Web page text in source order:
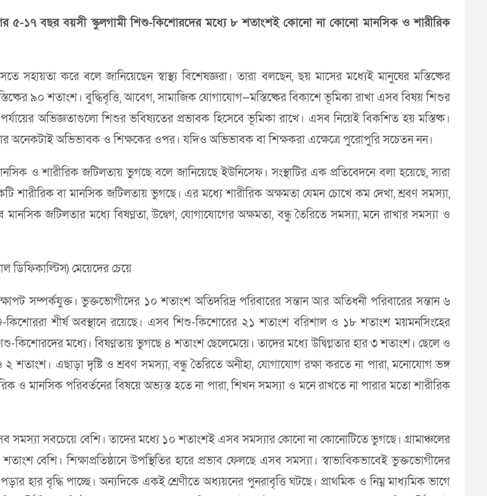
৫-১৭ বছর বয়সী স্কুলগামী শিশু-কিশোরদের মধ্যে ৮ শতাংশই কোনো না কোনো মানসিক ও শারীরিক
করে বলে জানিয়েছেন স্বাস্থ্য বিশেষজ্ঞরা। তারা বলছেন, ছয় মাসের মধ্যেই মানুষের মস্তিষ্কের
৯০ শতাংশ। বুদ্ধিবৃত্তি, আবেগ, সামাজিক যোগাযোগ—মস্তিষ্কের বিকাশে ভূমিকা রাখা এসব বিষয় শিশুর
অভিজ্ঞতাগুলো শিশুর ভবিষ্যতের প্রভাবক হিসেবে ভূমিকা রাখে। এসব নিয়েই বিকশিত হয় মস্তিষ্ক।
অনেকটাই অভিভাবক ও শিক্ষকের ওপর। যদিও অভিভাবক বা শিক্ষকরা এক্ষেত্রে পুরোপুরি সচেতন নন।
ও শারীরিক জটিলতায় ভুগছে বলে জানিয়েছে ইউনিসেফ। সংস্থাটির এক প্রতিবেদনে বলা হয়েছে, সারা
বা মানসিক জটিলতায় ভুগছে। এর মধ্যে শারীরিক অক্ষমতা যেমন চোখে কম দেখা, শ্রবণ সমস্যা,
জটিলতার মধ্যে বিষণ্নতা, উদ্বেগ, যোগাযোগের অক্ষমতা, বন্ধু তৈরিতে সমস্যা, মনে রাখার সমস্যা ও
ডিফিকাল্টিস) মেয়েদের চেয়ে
সম্পর্কযুক্ত। ভুক্তভোগীদের ১০ শতাংশ অতিদরিদ্র পরিবারের সন্তান আর অতিধনী পরিবারের সন্তান ৬
কিশোররা শীর্ষ অবস্থানে রয়েছে। এসব শিশু-কিশোরের ২১ শতাংশ বরিশাল ও ১৮ শতাংশ ময়মনসিংহের
কিশোরদের মধ্যে। বিষণ্নতায় ভুগছে ৪ শতাংশ ছেলেমেয়ে। তাদের মধ্যে উদ্বিগ্নতার হার ৩ শতাংশ। ছেলে ও
শতাংশ। এছাড়া দৃষ্টি ও শ্রবণ সমস্যা, বন্ধু তৈরিতে অনীহা, যোগাযোগ রক্ষা করতে না পারা, মনোযোগ ভঙ্গ
ও মানসিক পরিবর্তনের বিষয়ে অভ্যস্ত হতে না পারা, শিখন সমস্যা ও মনে রাখতে না পারার মতো শারীরিক
সবচেয়ে বেশি। তাদের মধ্যে ১০ শতাংশই এসব সমস্যার কোনো না কোনোটিতে ভুগছে। গ্রামাঞ্চলের
বেশি। শিক্ষাপ্রতিষ্ঠানে উপস্থিতির হারে প্রভাব ফেলছে এসব সমস্যা। স্বাভাবিকভাবেই ভুক্তভোগীদের
হার বৃদ্ধি পাচ্ছে। অন্যদিকে একই শ্রেণীতে অধ্যয়নের পুনরাবৃত্তি ঘটছে। প্রাথমিক ও নিম্ন মাধ্যমিক ভাগে